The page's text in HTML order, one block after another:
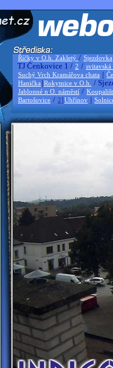
Říčky v O.h. Zakletý / Sjezdovka
TJ Čenkovice 1 / 2 / svitavská
Suchý Vrch Kramářova chata |
Hanička |Rokytnice v O.h. /
Jablonné n O. náměstí /
Bartošovice / 2 |Uhřínov |